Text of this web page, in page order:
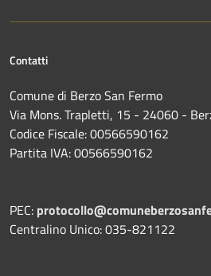
Contatti
Comune di Berzo San Fermo
Via Mons. Trapletti, 15 - 24060 -
Codice Fiscale: 00566590162
Partita IVA: 00566590162
PEC:
Centralino Unico: 035-821122